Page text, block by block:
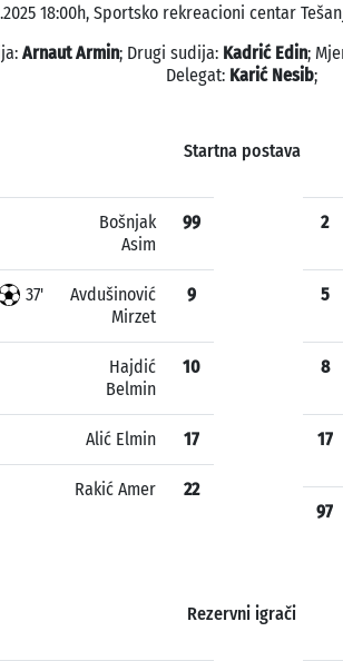
18:00h, Sportsko rekreacioni centar
Arnaut Armin; Drugi sudija: Kadrić Edin;
Delegat: Karić Nesib;
Startna postava
Bošnjak
Asim
99
37'
Avdušinović
Mirzet
9
Hajdić
Belmin
10
Alić Elmin 17
Rakić Amer 22
2
5
8
17
97
Rezervni igrači